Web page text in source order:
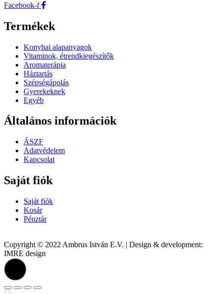
Facebook-f
Termékek
Konyhai alapanyagok
Vitaminok, étrendkiegészítők
Aromaterápia
Háztartás
Szépségápolás
Gyerekeknek
Egyéb
Általános információk
ÁSZF
Adatvédelem
Kapcsolat
Saját fiók
Saját fiók
Kosár
Pénztár
Copyright © 2022 Ambrus István E.V. | Design & development:
IMRE design